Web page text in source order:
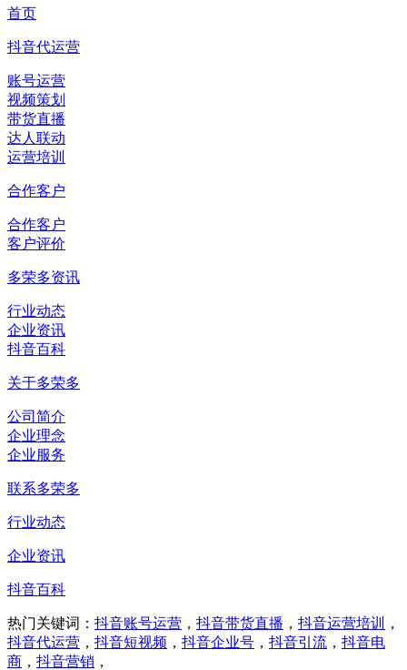
首页
抖音代运营
账号运营
视频策划
带货直播
达人联动
运营培训
合作客户
合作客户
客户评价
多荣多资讯
行业动态
企业资讯
抖音百科
关于多荣多
公司简介
企业理念
企业服务
联系多荣多
行业动态
企业资讯
抖音百科
热门关键词： 抖音账号运营 ， 抖音带货直播 ， 抖音运营培训
，
抖音代运营 ， 抖音短视频 ， 抖音企业号 ， 抖音引流 ， 抖音电
商 ， 抖音营销 ，